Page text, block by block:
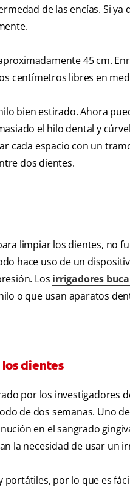
de las encías. Si
45 cm.
centímetros libres en
bien estirado. Ahora
el hilo dental y
cada espacio con un
dos dientes.
limpiar los dientes, no
hace uso de un
Los irrigadores
o que usan aparatos
dientes
por los investigadores
de dos semanas. Uno
en el sangrado
la necesidad de usar un
por lo que es